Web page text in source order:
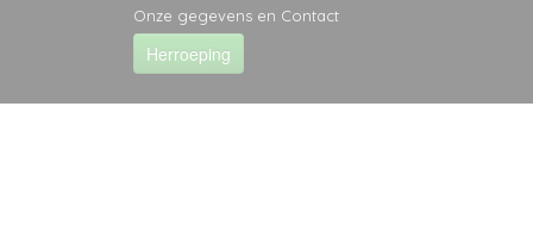
Onze gegevens en Contact
Herroeping